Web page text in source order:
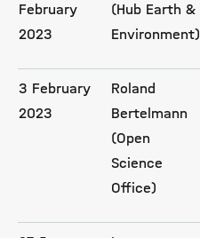
February
2023
(Hub Earth &
Environment)
3 February
2023
Roland
Bertelmann
(Open
Science
Office)